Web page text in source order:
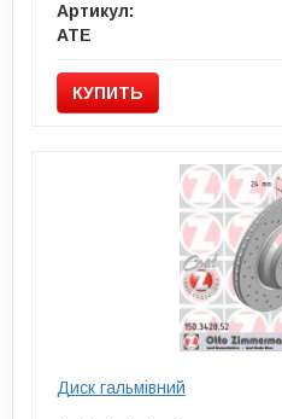
Артикул:
ATE
КУПИТЬ
Диск гальмівний